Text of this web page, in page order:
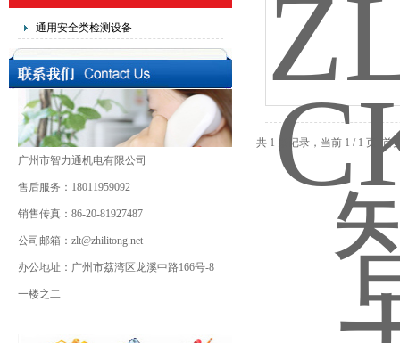
通用安全类检测设备
广州市智力通机电有限公司
售后服务：18011959092
销售传真：86-20-81927487
公司邮箱：zlt@zhilitong.net
办公地址：广州市荔湾区龙溪中路166号-8
一楼之二
共 1 条记录，当前 1 / 1 页